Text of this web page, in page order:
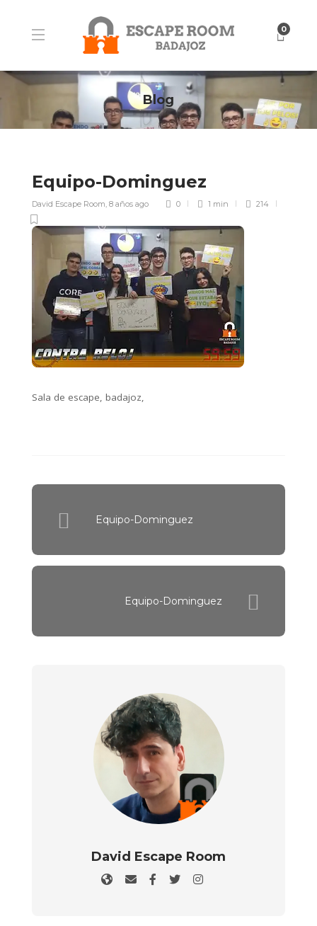
0
Blog
Equipo-Dominguez
David Escape Room, 8 años ago 0 1 min 214
Sala de escape, badajoz,
Equipo-Dominguez
Equipo-Dominguez
David Escape Room